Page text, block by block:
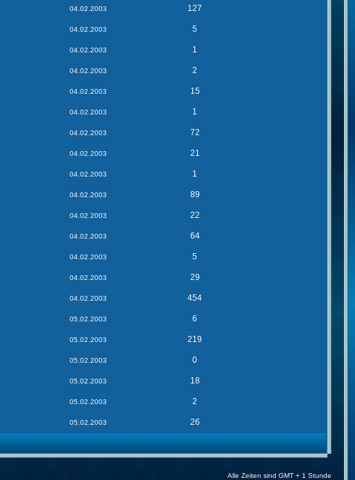
04.02.2003 127
04.02.2003 5
04.02.2003 1
04.02.2003 2
04.02.2003 15
04.02.2003 1
04.02.2003 72
04.02.2003 21
04.02.2003 1
04.02.2003 89
04.02.2003 22
04.02.2003 64
04.02.2003 5
04.02.2003 29
04.02.2003 454
05.02.2003 6
05.02.2003 219
05.02.2003 0
05.02.2003 18
05.02.2003 2
05.02.2003 26
Alle Zeiten sind GMT + 1 Stunde